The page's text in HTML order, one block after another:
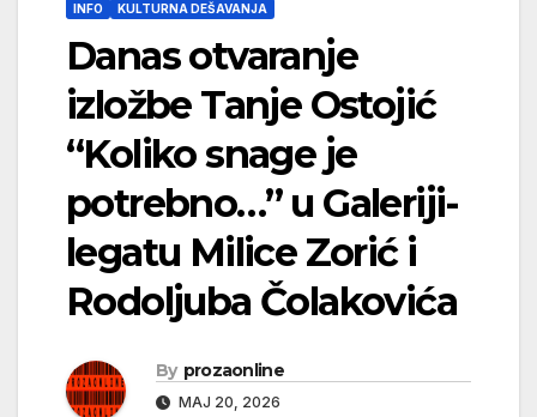
INFO KULTURNA DEŠAVANJA
Danas otvaranje
izložbe Tanje Ostojić
“Koliko snage je
potrebno…” u Galeriji-
legatu Milice Zorić i
Rodoljuba Čolakovića
By prozaonline
МАЈ 20, 2026